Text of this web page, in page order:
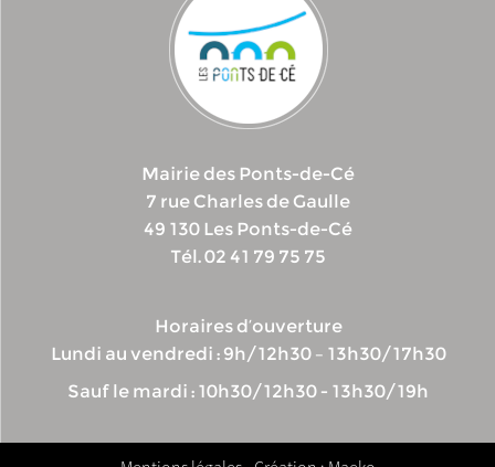
Mairie des Ponts-de-Cé
7 rue Charles de Gaulle
49 130 Les Ponts-de-Cé
Tél. 02 41 79 75 75
Horaires d’ouverture
Lundi au vendredi : 9h/12h30 – 13h30/17h30
Sauf le mardi : 10h30/12h30 - 13h30/19h